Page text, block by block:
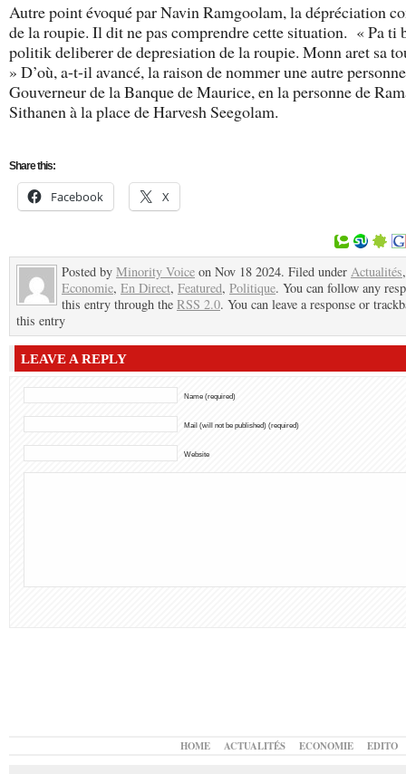
Autre point évoqué par Navin Ramgoolam, la dépréciation
de la roupie. Il dit ne pas comprendre cette situation. « Pa ti
politik deliberer de depresiation de la roupie. Monn aret sa
» D’où, a-t-il avancé, la raison de nommer une autre
Gouverneur de la Banque de Maurice, en la personne de
Sithanen à la place de Harvesh Seegolam.
Share this:
Facebook X
Posted by Minority Voice on Nov 18 2024. Filed under Actualités,
Economie, En Direct, Featured, Politique. You can follow any
this entry through the RSS 2.0. You can leave a response or
this entry
LEAVE A REPLY
Name (required)
Mail (will not be published) (required)
Website
HOME ACTUALITÉS ECONOMIE EDITO